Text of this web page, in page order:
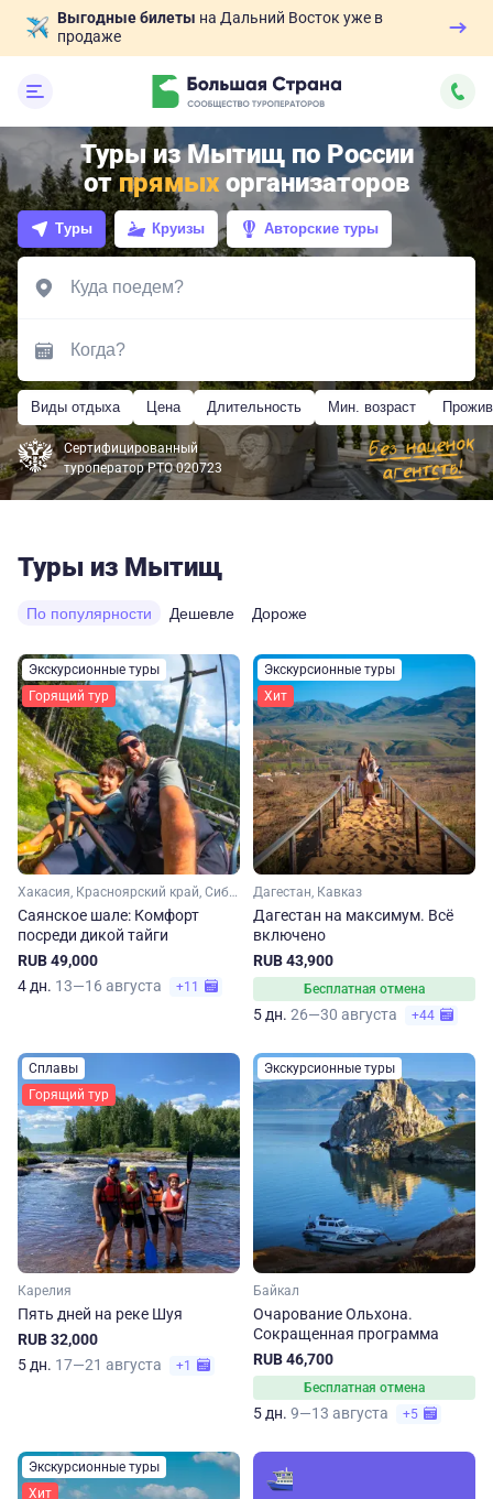
Выгодные билеты на Дальний Восток уже в
продаже
Туры из Мытищ по России
отпрямых организаторов
Туры Круизы Авторские туры
Виды отдыха Цена Длительность Мин. возраст
Сертифицированный
туроператор РТО 020723
Туры из Мытищ
По популярности Дешевле Дороже
Экскурсионные туры
Горящий тур
Хакасия, Красноярский край, Сибирь
Саянское шале: Комфорт
посреди дикой тайги
RUB 49,000
4 дн. 13—16 августа +11
Экскурсионные туры
Хит
Дагестан, Кавказ
Дагестан на максимум. Вcё
включено
RUB 43,900
Бесплатная отмена
5 дн. 26—30 августа +44
Сплавы
Горящий тур
Карелия
Пять дней на реке Шуя
RUB 32,000
5 дн. 17—21 августа +1
Экскурсионные туры
Байкал
Очарование Ольхона.
Сокращенная программа
RUB 46,700
Бесплатная отмена
5 дн. 9—13 августа +5
Экскурсионные туры
Хит